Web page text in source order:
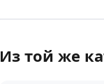
Из той же